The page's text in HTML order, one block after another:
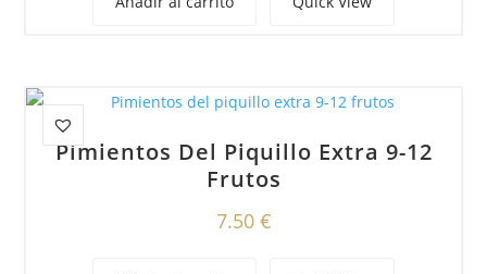
Pimientos Del Piquillo Extra 9-12
Frutos
7.50 €